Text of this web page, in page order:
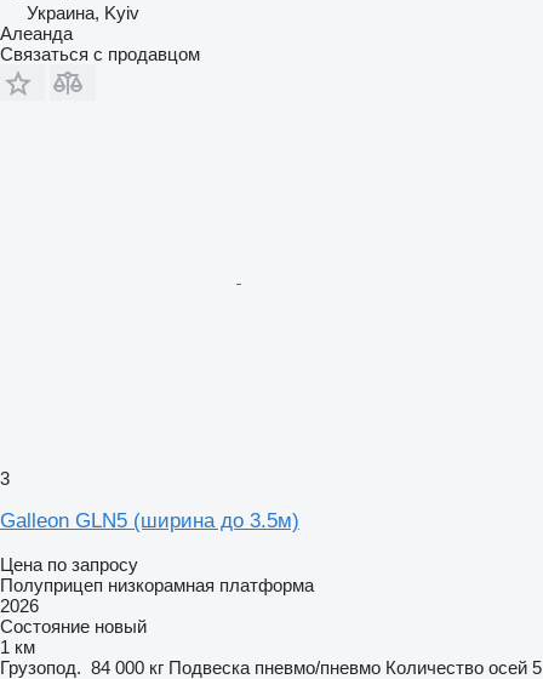
Украина, Kyiv
Алеанда
Связаться с продавцом
3
Galleon GLN5 (ширина до 3.5м)
Цена по запросу
Полуприцеп низкорамная платформа
2026
Состояние новый
1 км
Грузопод. 84 000 кг Подвеска пневмо/пневмо Количество осей 5